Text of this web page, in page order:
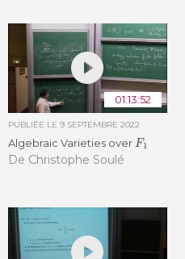
01:13:52
PUBLIÉE LE 9 SEPTEMBRE 2022
Algebraic Varieties over F1
De Christophe Soulé